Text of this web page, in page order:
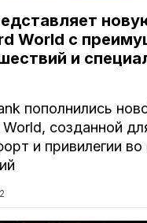
World с
и
пополнились
созданной
и привилегии